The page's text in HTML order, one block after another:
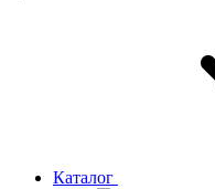
Каталог